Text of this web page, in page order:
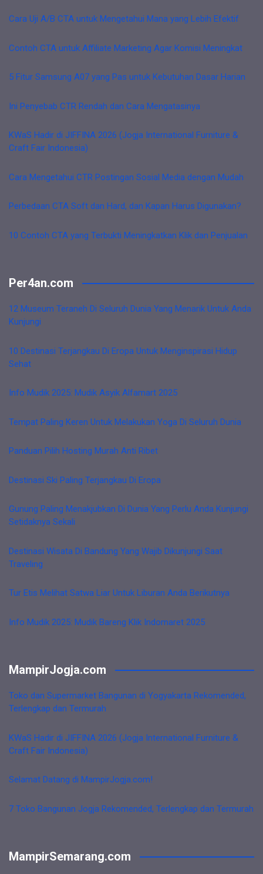
Cara Uji A/B CTA untuk Mengetahui Mana yang Lebih Efektif
Contoh CTA untuk Affiliate Marketing Agar Komisi Meningkat
5 Fitur Samsung A07 yang Pas untuk Kebutuhan Dasar Harian
Ini Penyebab CTR Rendah dan Cara Mengatasinya
KWaS Hadir di JIFFINA 2026 (Jogja International Furniture &
Craft Fair Indonesia)
Cara Mengetahui CTR Postingan Sosial Media dengan Mudah
Perbedaan CTA Soft dan Hard, dan Kapan Harus Digunakan?
10 Contoh CTA yang Terbukti Meningkatkan Klik dan Penjualan
Per4an.com
12 Museum Teraneh Di Seluruh Dunia Yang Menarik Untuk Anda
Kunjungi
10 Destinasi Terjangkau Di Eropa Untuk Menginspirasi Hidup
Sehat
Info Mudik 2025: Mudik Asyik Alfamart 2025
Tempat Paling Keren Untuk Melakukan Yoga Di Seluruh Dunia
Panduan Pilih Hosting Murah Anti Ribet
Destinasi Ski Paling Terjangkau Di Eropa
Gunung Paling Menakjubkan Di Dunia Yang Perlu Anda Kunjungi
Setidaknya Sekali
Destinasi Wisata Di Bandung Yang Wajib Dikunjungi Saat
Traveling
Tur Etis Melihat Satwa Liar Untuk Liburan Anda Berikutnya
Info Mudik 2025: Mudik Bareng Klik Indomaret 2025
MampirJogja.com
Toko dan Supermarket Bangunan di Yogyakarta Rekomended,
Terlengkap dan Termurah
KWaS Hadir di JIFFINA 2026 (Jogja International Furniture &
Craft Fair Indonesia)
Selamat Datang di MampirJogja.com!
7 Toko Bangunan Jogja Rekomended, Terlengkap dan Termurah
MampirSemarang.com